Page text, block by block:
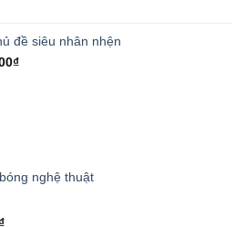
đề siêu nhân nhện
₫Giá
nghệ thuật
Giá